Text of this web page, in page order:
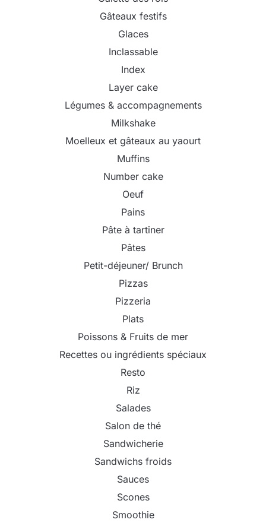
Gâteaux festifs
Glaces
Inclassable
Index
Layer cake
Légumes & accompagnements
Milkshake
Moelleux et gâteaux au yaourt
Muffins
Number cake
Oeuf
Pains
Pâte à tartiner
Pâtes
Petit-déjeuner/ Brunch
Pizzas
Pizzeria
Plats
Poissons & Fruits de mer
Recettes ou ingrédients spéciaux
Resto
Riz
Salades
Salon de thé
Sandwicherie
Sandwichs froids
Sauces
Scones
Smoothie